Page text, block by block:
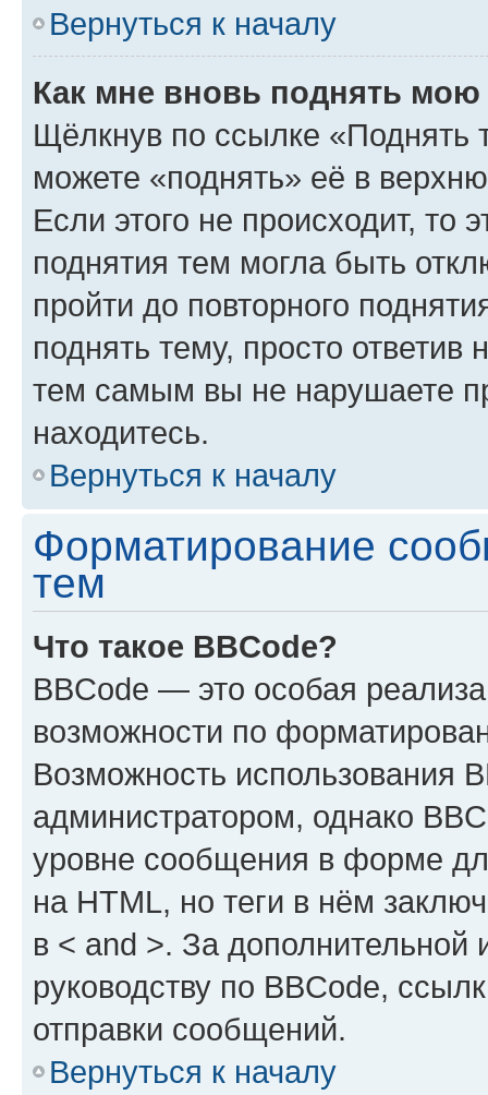
Вернуться к началу
Как мне вновь поднять мою
Щёлкнув по ссылке «Поднять
можете «поднять» её в
Если этого не происходит, то
поднятия тем могла быть
пройти до повторного
поднять тему, просто ответив
тем самым вы не нарушаете
находитесь.
Вернуться к началу
Форматирование
тем
Что такое BBCode?
BBCode — это особая
возможности по
Возможность использования
администратором, однако
уровне сообщения в форме
на HTML, но теги в нём
в < and >. За
руководству по BBCode,
отправки сообщений.
Вернуться к началу